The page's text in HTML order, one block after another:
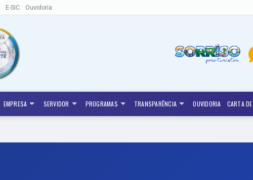
E-SIC Ouvidoria
EMPRESA SERVIDOR PROGRAMAS TRANSPARÊNCIA OUVIDORIA CARTA